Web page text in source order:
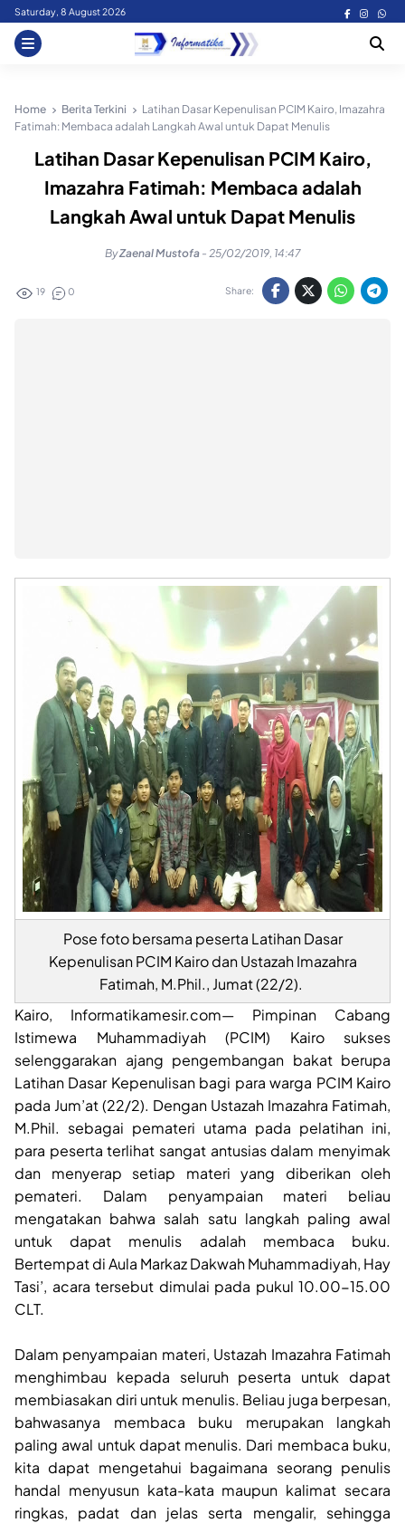
Skip
content
Saturday, 8 August 2026
Home Berita Terkini
Latihan Dasar Kepenulisan PCIM Kairo, Imazahra
Fatimah: Membaca adalah Langkah Awal untuk Dapat Menulis
Latihan Dasar Kepenulisan PCIM Kairo,
Imazahra Fatimah: Membaca adalah
Langkah Awal untuk Dapat Menulis
ByZaenal Mustofa - 25/02/2019, 14:47
19 0 Share:
Pose foto bersama peserta Latihan Dasar
Kepenulisan PCIM Kairo dan Ustazah Imazahra
Fatimah, M.Phil., Jumat (22/2).
Kairo, Informatikamesir.com— Pimpinan Cabang
Istimewa Muhammadiyah (PCIM) Kairo sukses
selenggarakan ajang pengembangan bakat berupa
Latihan Dasar Kepenulisan bagi para warga PCIM Kairo
pada Jum’at (22/2). Dengan Ustazah Imazahra Fatimah,
M.Phil. sebagai pemateri utama pada pelatihan ini,
para peserta terlihat sangat antusias dalam menyimak
dan menyerap setiap materi yang diberikan oleh
pemateri. Dalam penyampaian materi beliau
mengatakan bahwa salah satu langkah paling awal
untuk dapat menulis adalah membaca buku.
Bertempat di Aula Markaz Dakwah Muhammadiyah, Hay
Tasi’, acara tersebut dimulai pada pukul 10.00-15.00
CLT.
Dalam penyampaian materi, Ustazah Imazahra Fatimah
menghimbau kepada seluruh peserta untuk dapat
membiasakan diri untuk menulis. Beliau juga berpesan,
bahwasanya membaca buku merupakan langkah
paling awal untuk dapat menulis. Dari membaca buku,
kita dapat mengetahui bagaimana seorang penulis
handal menyusun kata-kata maupun kalimat secara
ringkas, padat dan jelas serta mengalir, sehingga